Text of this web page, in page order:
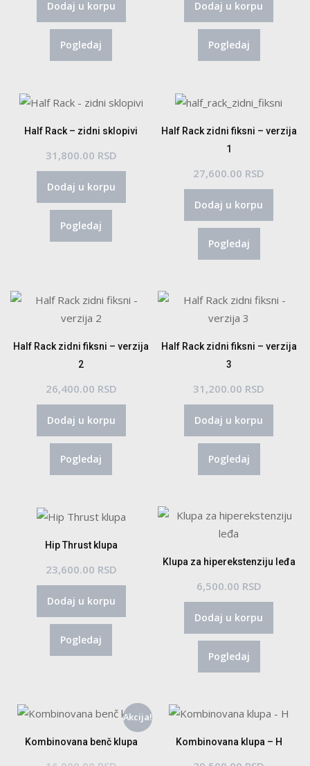
Dodaj u korpu
Pogledaj
Dodaj u korpu
Pogledaj
Half Rack – zidni sklopivi
31,800.00 RSD
Dodaj u korpu
Pogledaj
Half Rack zidni fiksni – verzija
1
27,600.00 RSD
Dodaj u korpu
Pogledaj
Half Rack zidni fiksni – verzija
2
26,400.00 RSD
Dodaj u korpu
Pogledaj
Half Rack zidni fiksni – verzija
3
31,200.00 RSD
Dodaj u korpu
Pogledaj
Hip Thrust klupa
23,600.00 RSD
Dodaj u korpu
Pogledaj
Klupa za hiperekstenziju leđa
6,500.00 RSD
Dodaj u korpu
Pogledaj
Akcija!
Kombinovana benč klupa Kombinovana klupa – H